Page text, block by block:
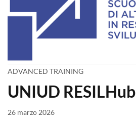
ADVANCED TRAINING
UNIUD RESILHub
26 marzo 2026